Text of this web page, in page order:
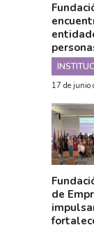
17 de junio
de